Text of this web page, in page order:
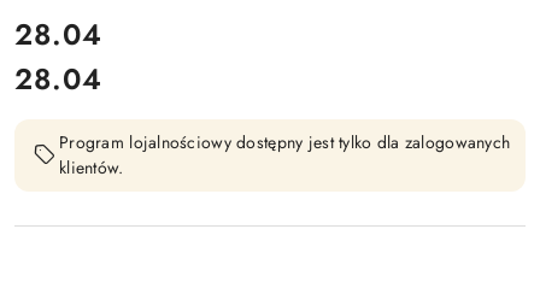
cena:
28.04
Cena:
28.04
Program lojalnościowy dostępny jest tylko dla zalogowanych
klientów.